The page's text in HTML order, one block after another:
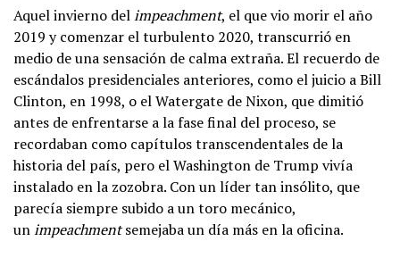
Aquel invierno delimpeachment, el que vio morir el año
2019 y comenzar el turbulento 2020, transcurrió en
medio de una sensación de calma extraña. El recuerdo de
escándalos presidenciales anteriores, como el juicio a Bill
Clinton, en 1998, o el Watergate de Nixon, que dimitió
antes de enfrentarse a la fase final del proceso, se
recordaban como capítulos transcendentales de la
historia del país, pero el Washington de Trump vivía
instalado en la zozobra. Con un líder tan insólito, que
parecía siempre subido a un toro mecánico,
unimpeachmentsemejaba un día más en la oficina.